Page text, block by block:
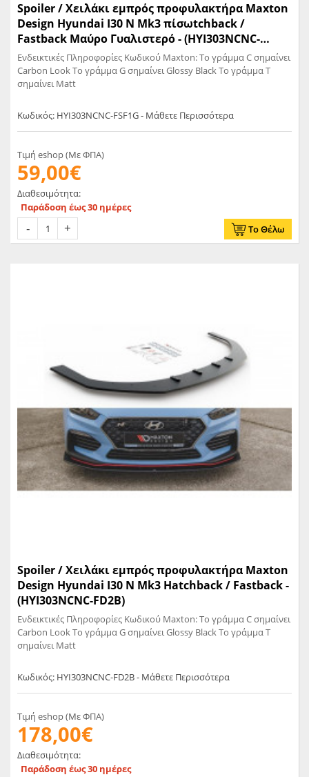
Spoiler / Χειλάκι εμπρός προφυλακτήρα Maxton
Design Hyundai I30 N Mk3 πίσωtchback /
Fastback Μαύρο Γυαλιστερό - (HYI303NCNC-
FSF1G)
Ενδεικτικές Πληροφορίες Κωδικού Maxton: Το γράμμα C σημαίνει
Carbon Look Το γράμμα G σημαίνει Glossy Black Το γράμμα T
σημαίνει Matt
Κωδικός: HYI303NCNC-FSF1G - Μάθετε Περισσότερα
Τιμή eshop (Με ΦΠΑ)
59,00€
Διαθεσιμότητα:
Παράδοση έως 30 ημέρες
Το Θέλω
Spoiler / Χειλάκι εμπρός προφυλακτήρα Maxton
Design Hyundai I30 N Mk3 Hatchback / Fastback -
(HYI303NCNC-FD2B)
Ενδεικτικές Πληροφορίες Κωδικού Maxton: Το γράμμα C σημαίνει
Carbon Look Το γράμμα G σημαίνει Glossy Black Το γράμμα T
σημαίνει Matt
Κωδικός: HYI303NCNC-FD2B - Μάθετε Περισσότερα
Τιμή eshop (Με ΦΠΑ)
178,00€
Διαθεσιμότητα:
Παράδοση έως 30 ημέρες